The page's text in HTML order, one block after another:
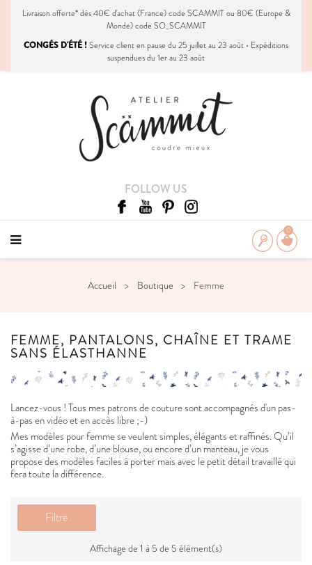
Livraison offerte* dès 40€ d'achat (France) code SCAMMIT ou 80€ (Europe &
Monde) code SO_SCAMMIT
CONGÉS D'ÉTÉ !Service client en pause du 25 juillet au 23 août • Expéditions
suspendues du 1er au 23 août
FOLLOW US
0
Accueil Boutique Femme
FEMME, PANTALONS, CHAÎNE ET TRAME
SANS ÉLASTHANNE
Lancez-vous ! Tous mes patrons de couture sont accompagnés d'un pas-
à-pas en vidéo et en accès libre ;-)
Mes modèles pour femme se veulent simples, élégants et raffinés. Qu’il
s’agisse d’une robe, d’une blouse, ou encore d’un manteau, je vous
propose des modèles faciles à porter mais avec le petit détail travaillé qui
fera toute la différence.
Filtre
Affichage de 1 à 5 de 5 élément(s)